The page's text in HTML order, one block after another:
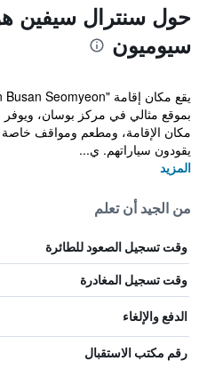
حول سنترال سيفين
سيوميون
بموقع مثالي في مركز بوسان،
مكان الإقامة، ومطعم ومواقف خاصة
يقودون سياراتهم. ي...
المزيد
من الجيد أن تعلم
وقت تسجيل الصعود للطائرة
وقت تسجيل المغادرة
الدفع والإلغاء
رقم مكتب الاستقبال